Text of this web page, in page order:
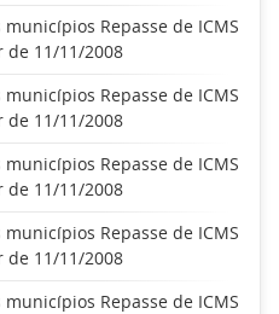
Repasse de ICMS
de 11/11/2008
Repasse de ICMS
de 11/11/2008
Repasse de ICMS
de 11/11/2008
Repasse de ICMS
de 11/11/2008
Repasse de ICMS